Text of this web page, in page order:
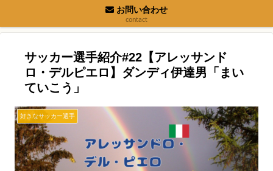
お問い合わせ
contact
サッカー選手紹介#22【アレッサンド
ロ・デルピエロ】ダンディ伊達男「まい
ていこう」
好きなサッカー選手